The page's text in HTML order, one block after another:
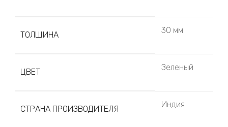
ТОЛЩИНА 30 мм
ЦВЕТ Зеленый
СТРАНА ПРОИЗВОДИТЕЛЯ Индия